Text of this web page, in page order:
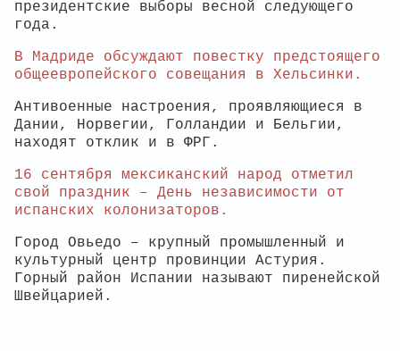
президентские выборы весной следующего
года.
В Мадриде обсуждают повестку предстоящего
общеевропейского совещания в Хельсинки.
Антивоенные настроения, проявляющиеся в
Дании, Норвегии, Голландии и Бельгии,
находят отклик и в ФРГ.
16 сентября мексиканский народ отметил
свой праздник – День независимости от
испанских колонизаторов.
Город Овьедо – крупный промышленный и
культурный центр провинции Астурия.
Горный район Испании называют пиренейской
Швейцарией.